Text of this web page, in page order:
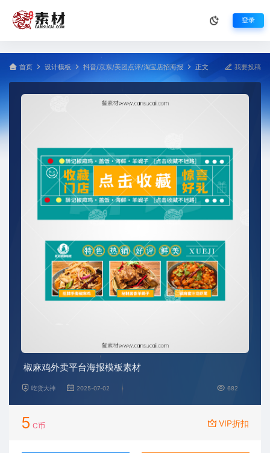
登录
首页 设计模板 抖音/京东/美团点评/淘宝店招海报 正文 我要投稿
椒麻鸡外卖平台海报模板素材
吃货大神 2025-07-02 682
5 C币 VIP折扣